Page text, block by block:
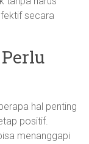
secara
hal penting
positif.
menanggapi